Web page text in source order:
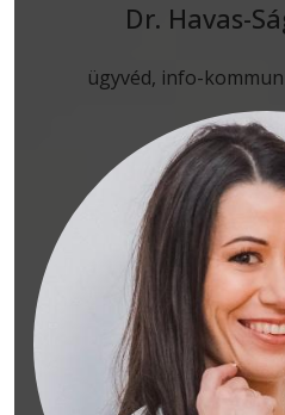
Dr. Havas-
ügyvéd, info-